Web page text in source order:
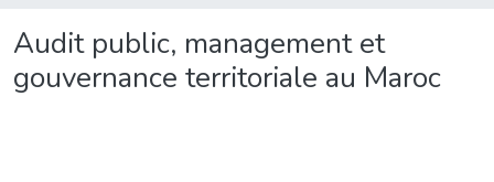
Audit public, management et
gouvernance territoriale au Maroc